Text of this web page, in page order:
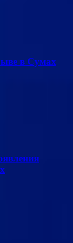
в Сумах